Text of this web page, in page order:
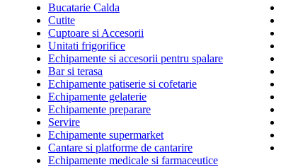
Bucatarie Calda
Cutite
Cuptoare si Accesorii
Unitati frigorifice
Echipamente si accesorii pentru spalare
Bar si terasa
Echipamente patiserie si cofetarie
Echipamente gelaterie
Echipamente preparare
Servire
Echipamente supermarket
Cantare si platforme de cantarire
Echipamente medicale si farmaceutice